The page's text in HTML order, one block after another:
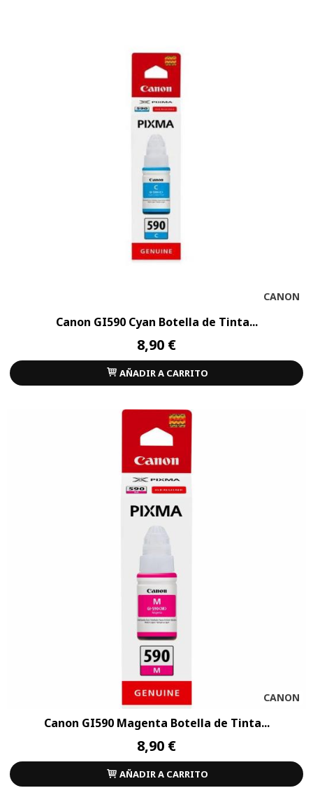
CANON
Canon GI590 Cyan Botella de Tinta...
8,90 €
AÑADIR A CARRITO
CANON
Canon GI590 Magenta Botella de Tinta...
8,90 €
AÑADIR A CARRITO